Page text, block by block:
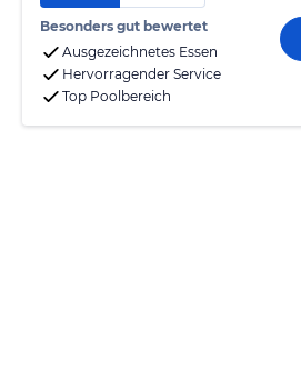
Besonders gut bewertet
Ausgezeichnetes Essen
Hervorragender Service
Top Poolbereich